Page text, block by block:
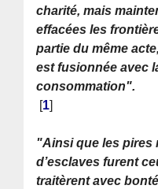
charité, mais
effacées les
partie du même
est fusionnée avec
consommation".
[1]
"Ainsi que les pires
d’esclaves furent
traitèrent avec